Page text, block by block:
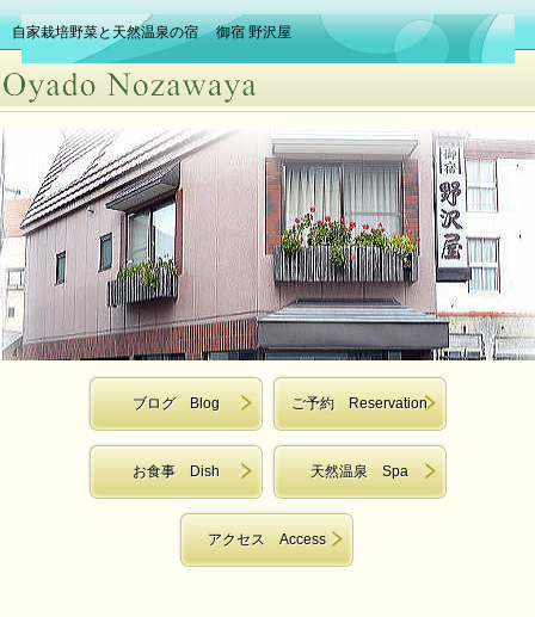
自家栽培野菜と天然温泉の宿 御宿 野沢屋
ブログBlog ご予約 Reservation
お食事Dish 天然温泉 Spa
アクセス Access